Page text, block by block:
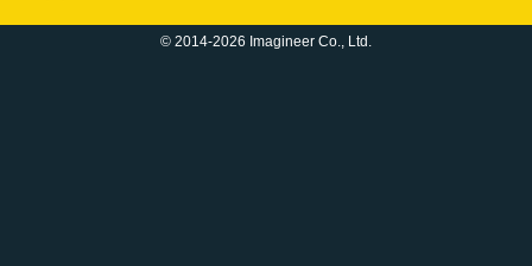
© 2014-2026 Imagineer Co., Ltd.